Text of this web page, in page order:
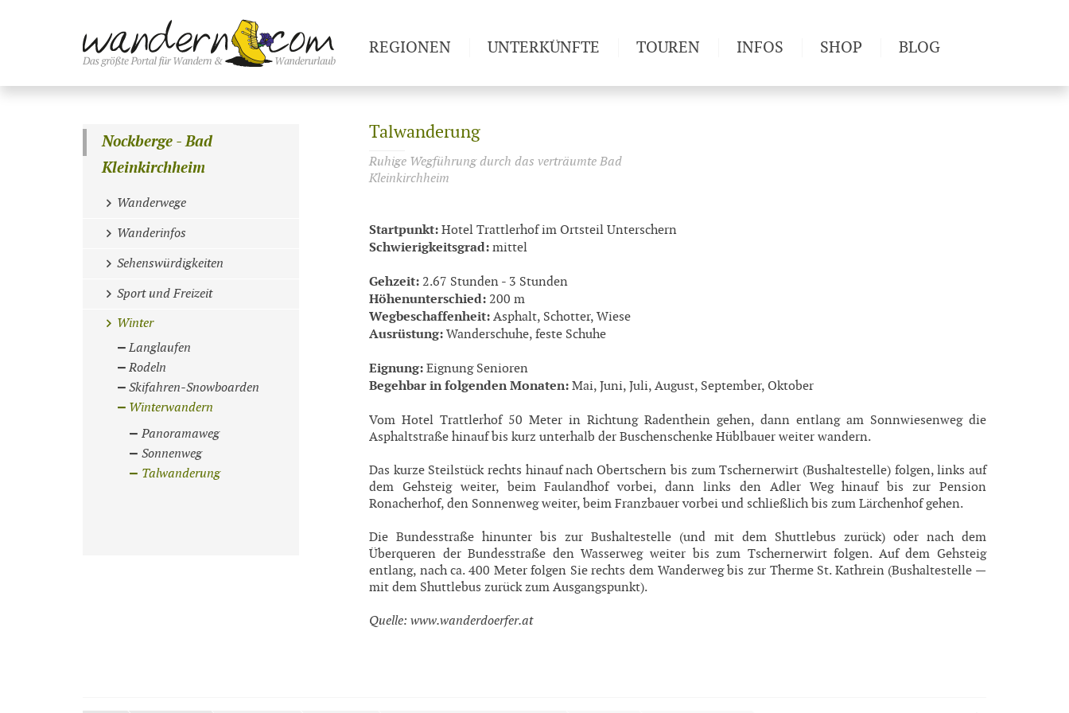
Talwanderung
Ruhige Wegführung durch das verträumte Bad
Kleinkirchheim
Startpunkt: Hotel Trattlerhof im Ortsteil Unterschern
Schwierigkeitsgrad: mittel
Gehzeit: 2.67 Stunden - 3 Stunden
Höhenunterschied: 200 m
Wegbeschaffenheit: Asphalt, Schotter, Wiese
Ausrüstung: Wanderschuhe, feste Schuhe
Eignung: Eignung Senioren
Begehbar in folgenden Monaten: Mai, Juni, Juli, August, September, Oktober
Vom Hotel Trattlerhof 50 Meter in Richtung Radenthein gehen, dann entlang am Sonnwiesenweg die
Asphaltstraße hinauf bis kurz unterhalb der Buschenschenke Hüblbauer weiter wandern.
Das kurze Steilstück rechts hinauf nach Obertschern bis zum Tschernerwirt (Bushaltestelle) folgen, links auf
dem Gehsteig weiter, beim Faulandhof vorbei, dann links den Adler Weg hinauf bis zur Pension
Ronacherhof, den Sonnenweg weiter, beim Franzbauer vorbei und schließlich bis zum Lärchenhof gehen.
Die Bundesstraße hinunter bis zur Bushaltestelle (und mit dem Shuttlebus zurück) oder nach dem
Überqueren der Bundesstraße den Wasserweg weiter bis zum Tschernerwirt folgen. Auf dem Gehsteig
entlang, nach ca. 400 Meter folgen Sie rechts dem Wanderweg bis zur Therme St. Kathrein (Bushaltestelle —
mit dem Shuttlebus zurück zum Ausgangspunkt).
Quelle: www.wanderdoerfer.at
Nockberge - Bad
Kleinkirchheim
Wanderwege
Wanderinfos
Sehenswürdigkeiten
Sport und Freizeit
Winter
Langlaufen
Rodeln
Skifahren-Snowboarden
Winterwandern
Panoramaweg
Sonnenweg
Talwanderung
REGIONEN UNTERKÜNFTE TOUREN INFOS SHOP BLOG